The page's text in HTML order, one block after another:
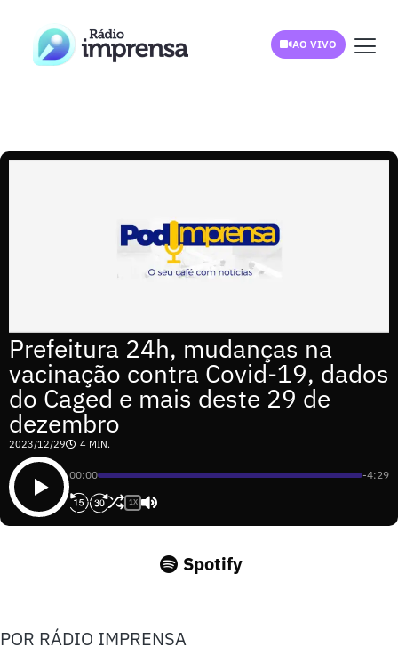
AO VIVO
Prefeitura 24h, mudanças na
vacinação contra Covid-19, dados
do Caged e mais deste 29 de
dezembro
2023/12/29 4 MIN.
00:00 -4:29
1X
Spotify
POR RÁDIO IMPRENSA